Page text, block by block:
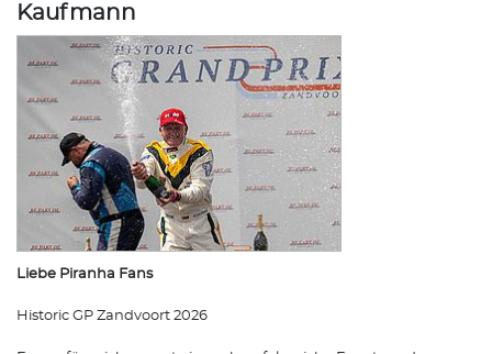
Kaufmann
Liebe Piranha Fans
Historic GP Zandvoort 2026